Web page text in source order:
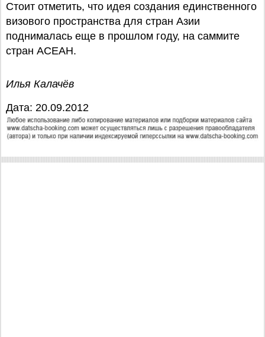
Стоит отметить, что идея создания единственного
визового пространства для стран Азии
поднималась еще в прошлом году, на саммите
стран АСЕАН.
Илья Калачёв
Дата: 20.09.2012